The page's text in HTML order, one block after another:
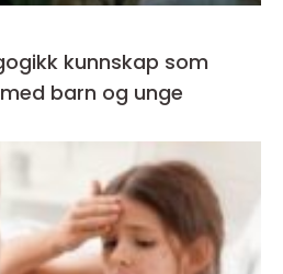
som
barn og unge